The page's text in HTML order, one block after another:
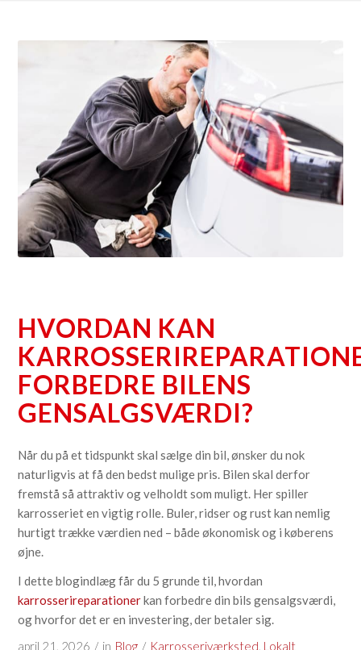
HVORDAN KAN
FORBEDRE BILENS
GENSALGSVÆRDI?
Når du på et tidspunkt skal sælge din bil, ønsker du nok
naturligvis at få den bedst mulige pris. Bilen skal derfor
fremstå så attraktiv og velholdt som muligt. Her spiller
karrosseriet en vigtig rolle. Buler, ridser og rust kan nemlig
hurtigt trække værdien ned – både økonomisk og i køberens
øjne.
I dette blogindlæg får du 5 grunde til, hvordan
karrosserireparationerkan forbedre din bils gensalgsværdi,
og hvorfor det er en investering, der betaler sig.
april 21, 2026 / in Blog / Karrosseriværksted, Lokalt